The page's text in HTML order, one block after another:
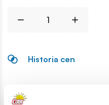
Historia cen
Opis